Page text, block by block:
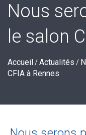
Nous
le salon
Accueil/Actualités /
CFIA à Rennes